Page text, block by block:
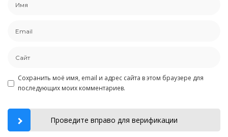
Сохранить моё имя, email и адрес сайта в этом браузере для
последующих моих комментариев.
Проведите вправо для верификации